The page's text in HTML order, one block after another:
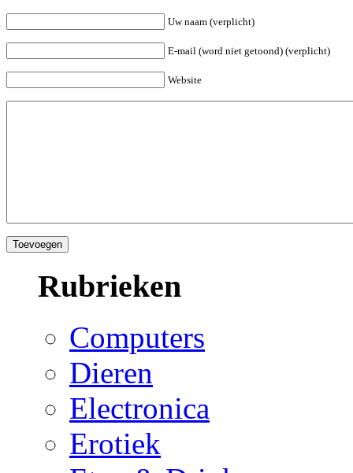
Uw naam (verplicht)
E-mail (word niet getoond) (verplicht)
Website
Rubrieken
Computers
Dieren
Electronica
Erotiek